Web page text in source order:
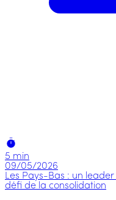
5 min
09/05/2026
Les Pays-Bas : un
défi de la consolidation